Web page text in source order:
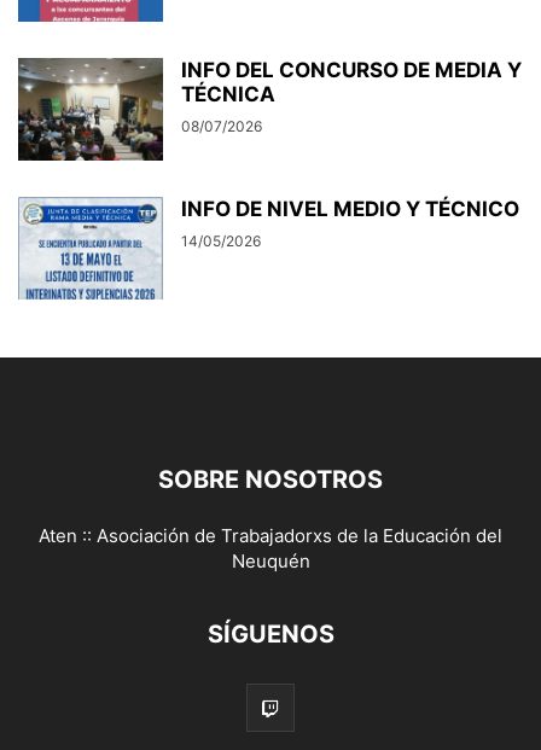
INFO DEL CONCURSO DE MEDIA Y
TÉCNICA
08/07/2026
INFO DE NIVEL MEDIO Y TÉCNICO
14/05/2026
SOBRE NOSOTROS
Aten :: Asociación de Trabajadorxs de la Educación del
Neuquén
SÍGUENOS